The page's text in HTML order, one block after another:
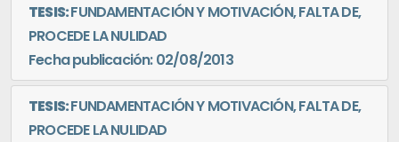
TESIS:FUNDAMENTACIÓN Y MOTIVACIÓN, FALTA DE,
PROCEDE LA NULIDAD
Fecha publicación: 02/08/2013
TESIS:FUNDAMENTACIÓN Y MOTIVACIÓN, FALTA DE,
PROCEDE LA NULIDAD